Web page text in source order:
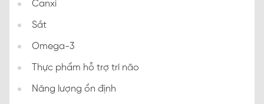
Canxi
Sắt
Omega-3
Thực phẩm hỗ trợ trí não
Năng lượng ổn định